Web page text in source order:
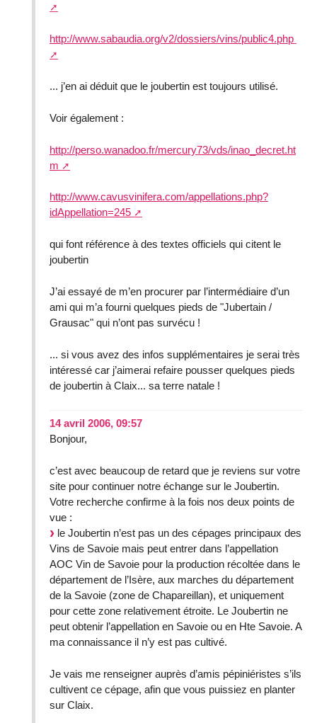
http://www.sabaudia.org/v2/dossiers/vins/public4.php
... j’en ai déduit que le joubertin est toujours utilisé.
Voir également :
http://perso.wanadoo.fr/mercury73/vds/inao_decret.ht
m
http://www.cavusvinifera.com/appellations.php?
idAppellation=245
qui font référence à des textes officiels qui citent le
joubertin
J’ai essayé de m’en procurer par l’intermédiaire d’un
ami qui m’a fourni quelques pieds de "Jubertain /
Grausac" qui n’ont pas survécu !
... si vous avez des infos supplémentaires je serai très
intéressé car j’aimerai refaire pousser quelques pieds
de joubertin à Claix... sa terre natale !
14 avril 2006, 09:57
Bonjour,
c’est avec beaucoup de retard que je reviens sur votre
site pour continuer notre échange sur le Joubertin.
Votre recherche confirme à la fois nos deux points de
vue :
le Joubertin n’est pas un des cépages principaux des
Vins de Savoie mais peut entrer dans l’appellation
AOC Vin de Savoie pour la production récoltée dans le
département de l’Isère, aux marches du département
de la Savoie (zone de Chapareillan), et uniquement
pour cette zone relativement étroite. Le Joubertin ne
peut obtenir l’appellation en Savoie ou en Hte Savoie. A
ma connaissance il n’y est pas cultivé.
Je vais me renseigner auprès d’amis pépiniéristes s’ils
cultivent ce cépage, afin que vous puissiez en planter
sur Claix.